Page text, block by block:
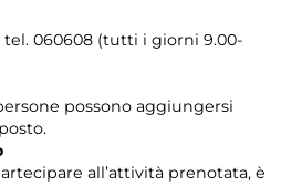
060608 (tutti i giorni 9.00-
possono aggiungersi
all’attività prenotata, è